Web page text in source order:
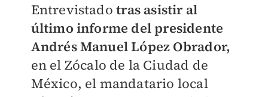
Entrevistado tras asistir al
último informe del presidente
Andrés Manuel López Obrador,
en el Zócalo de la Ciudad de
México, el mandatario local